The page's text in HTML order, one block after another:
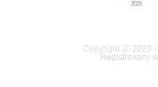
2025
Copyright Ⓒ 2020 -
Registrovaný